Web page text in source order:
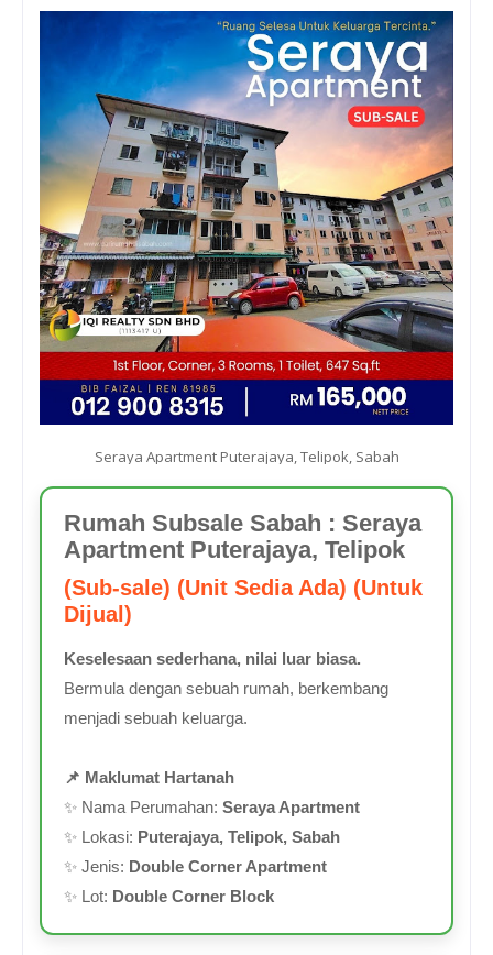
Seraya Apartment Puterajaya, Telipok, Sabah
Rumah Subsale Sabah : Seraya
Apartment Puterajaya, Telipok
(Sub-sale) (Unit Sedia Ada) (Untuk
Dijual)
Keselesaan sederhana, nilai luar biasa.
Bermula dengan sebuah rumah, berkembang
menjadi sebuah keluarga.
📌 Maklumat Hartanah
✨ Nama Perumahan: Seraya Apartment
✨ Lokasi: Puterajaya, Telipok, Sabah
✨ Jenis: Double Corner Apartment
✨ Lot: Double Corner Block